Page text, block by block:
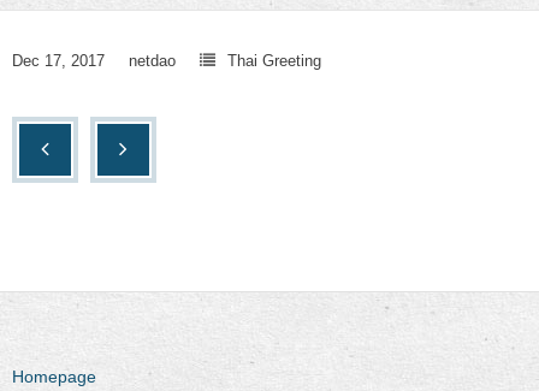
Dec 17, 2017 netdao Thai Greeting
Homepage